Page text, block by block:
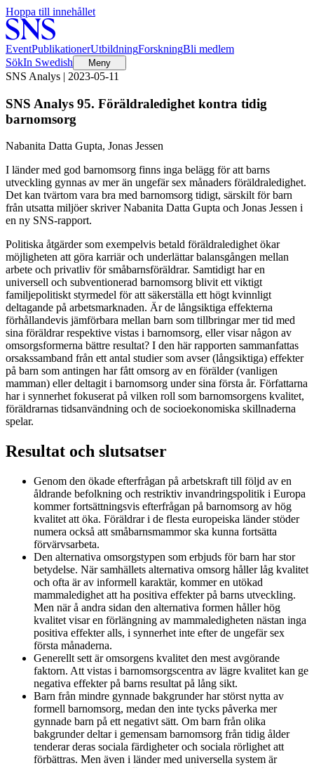
Hoppa till innehållet
EventPublikationerUtbildningForskningBli medlem
SökIn Swedish Meny
SNS Analys | 2023-05-11
SNS Analys 95. Föräldraledighet kontra tidig
barnomsorg
Nabanita Datta Gupta, Jonas Jessen
I länder med god barnomsorg finns inga belägg för att barns
utveckling gynnas av mer än ungefär sex månaders föräldraledighet.
Det kan tvärtom vara bra med barnomsorg tidigt, särskilt för barn
från utsatta miljöer skriver Nabanita Datta Gupta och Jonas Jessen i
en ny SNS-rapport.
Politiska åtgärder som exempelvis betald föräldraledighet ökar
möjligheten att göra karriär och underlättar balansgången mellan
arbete och privatliv för småbarnsföräldrar. Samtidigt har en
universell och subventionerad barnomsorg blivit ett viktigt
familjepolitiskt styrmedel för att säkerställa ett högt kvinnligt
deltagande på arbetsmarknaden. Är de långsiktiga effekterna
förhållandevis jämförbara mellan barn som tillbringar mer tid med
sina föräldrar respektive vistas i barnomsorg, eller visar någon av
omsorgsformerna bättre resultat? I den här rapporten sammanfattas
orsakssamband från ett antal studier som avser (långsiktiga) effekter
på barn som antingen har fått omsorg av en förälder (vanligen
mamman) eller deltagit i barnomsorg under sina första år. Författarna
har i synnerhet fokuserat på vilken roll som barnomsorgens kvalitet,
föräldrarnas tidsanvändning och de socioekonomiska skillnaderna
spelar.
Resultat och slutsatser
Genom den ökade efterfrågan på arbetskraft till följd av en
åldrande befolkning och restriktiv invandringspolitik i Europa
kommer fortsättningsvis efterfrågan på barnomsorg av hög
kvalitet att öka. Föräldrar i de flesta europeiska länder stöder
numera också att småbarnsmammor ska kunna fortsätta
förvärvsarbeta.
Den alternativa omsorgstypen som erbjuds för barn har stor
betydelse. När samhällets alternativa omsorg håller låg kvalitet
och ofta är av informell karaktär, kommer en utökad
mammaledighet att ha positiva effekter på barns utveckling.
Men när å andra sidan den alternativa formen håller hög
kvalitet visar en förlängning av mammaledigheten nästan inga
positiva effekter alls, i synnerhet inte efter de ungefär sex
första månaderna.
Generellt sett är omsorgens kvalitet den mest avgörande
faktorn. Att vistas i barnomsorgscentra av lägre kvalitet kan ge
negativa effekter på barns resultat på lång sikt.
Barn från mindre gynnade bakgrunder har störst nytta av
formell barnomsorg, medan den inte tycks påverka mer
gynnade barn på ett negativt sätt. Om barn från olika
bakgrunder deltar i gemensam barnomsorg från tidig ålder
tenderar deras sociala färdigheter och sociala rörlighet att
förbättras. Men även i länder med universella system är